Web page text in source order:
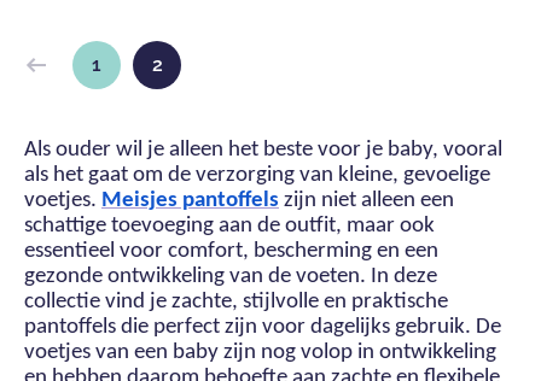
1 2
Als ouder wil je alleen het beste voor je baby, vooral
als het gaat om de verzorging van kleine, gevoelige
voetjes. Meisjes pantoffels zijn niet alleen een
schattige toevoeging aan de outfit, maar ook
essentieel voor comfort, bescherming en een
gezonde ontwikkeling van de voeten. In deze
collectie vind je zachte, stijlvolle en praktische
pantoffels die perfect zijn voor dagelijks gebruik. De
voetjes van een baby zijn nog volop in ontwikkeling